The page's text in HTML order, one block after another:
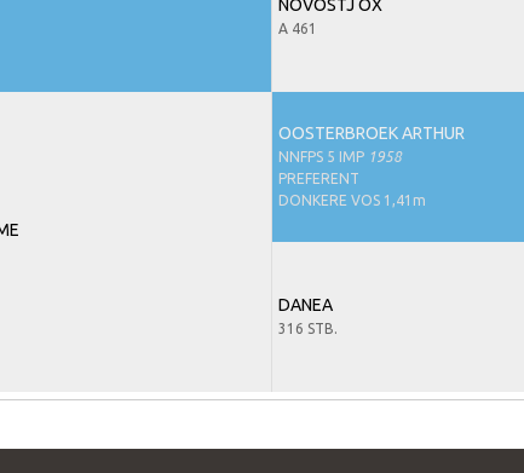
NOVOSTJ OX
A 461
OOSTERBROEK ARTHUR
NNFPS 5 IMP 1958
PREFERENT
DONKERE VOS 1,41m
DANEA
316 STB.